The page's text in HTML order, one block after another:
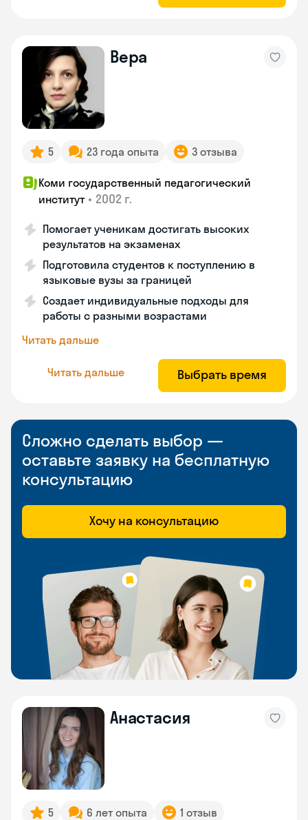
Вера
5 23 года опыта 3 отзыва
Коми государственный педагогический
институт • 2002 г.
Помогает ученикам достигать высоких
результатов на экзаменах
Подготовила студентов к поступлению в
языковые вузы за границей
Создает индивидуальные подходы для
работы с разными возрастами
Читать дальше
Читать дальше Выбрать время
Сложно сделать выбор —
оставьте заявку на бесплатную
консультацию
Хочу на консультацию
Анастасия
5 6 лет опыта 1 отзыв